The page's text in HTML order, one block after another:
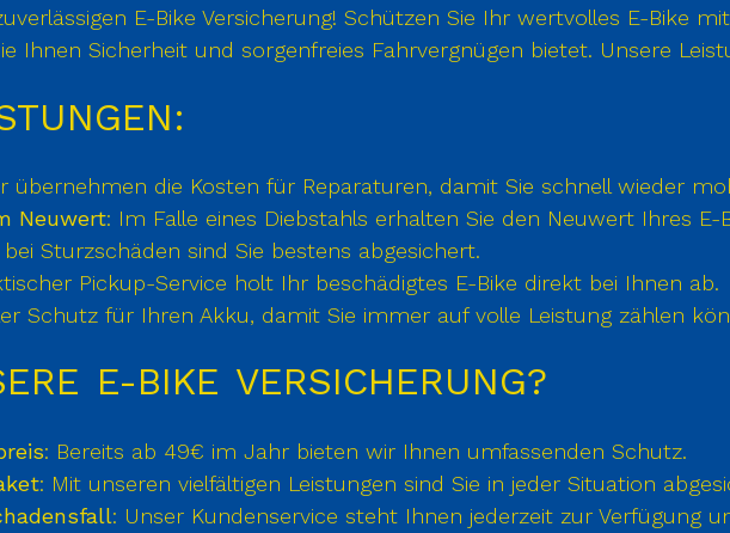
E-Bike Versicherung! Schützen Sie Ihr wertvolles E-Bike
Ihnen Sicherheit und sorgenfreies Fahrvergnügen bietet. Unsere
übernehmen die Kosten für Reparaturen, damit Sie schnell wieder
Neuwert: Im Falle eines Diebstahls erhalten Sie den Neuwert Ihres E-
bei Sturzschäden sind Sie bestens abgesichert.
Pickup-Service holt Ihr beschädigtes E-Bike direkt bei Ihnen ab.
Schutz für Ihren Akku, damit Sie immer auf volle Leistung zählen
E-BIKE VERSICHERUNG?
: Bereits ab 49€ im Jahr bieten wir Ihnen umfassenden Schutz.
: Mit unseren vielfältigen Leistungen sind Sie in jeder Situation
: Unser Kundenservice steht Ihnen jederzeit zur Verfügung